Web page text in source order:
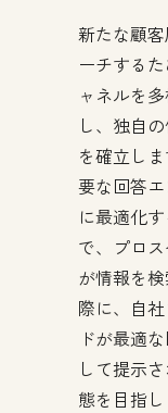
新たな顧客
ーチする
ャネルを
し、独自
を確立し
要な回答
に最適化
で、プロ
が情報を
際に、自
ドが最適
して提示
態を目指し